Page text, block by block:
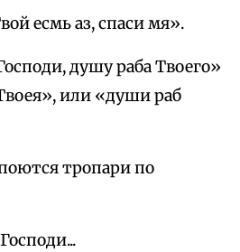
есмь аз, спаси мя».
душу раба Твоего»
или «души раб
тропари по